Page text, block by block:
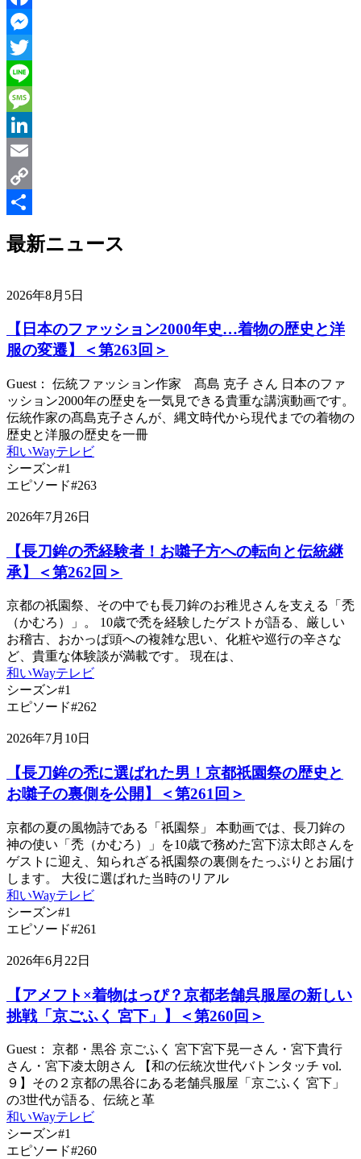
最新ニュース
2026年8月5日
【日本のファッション2000年史…着物の歴史と洋
服の変遷】＜第263回＞
Guest： 伝統ファッション作家 髙島 克子 さん 日本のファ
ッション2000年の歴史を一気見できる貴重な講演動画です。
伝統作家の髙島克子さんが、縄文時代から現代までの着物の
歴史と洋服の歴史を一冊
和いWayテレビ
シーズン#1
エピソード#263
2026年7月26日
【長刀鉾の禿経験者！お囃子方への転向と伝統継
承】＜第262回＞
京都の祇園祭、その中でも長刀鉾のお稚児さんを支える「禿
（かむろ）」。 10歳で禿を経験したゲストが語る、厳しい
お稽古、おかっぱ頭への複雑な思い、化粧や巡行の辛さな
ど、貴重な体験談が満載です。 現在は、
和いWayテレビ
シーズン#1
エピソード#262
2026年7月10日
【長刀鉾の禿に選ばれた男！京都祇園祭の歴史と
お囃子の裏側を公開】＜第261回＞
京都の夏の風物詩である「祇園祭」 本動画では、長刀鉾の
神の使い「禿（かむろ）」を10歳で務めた宮下涼太郎さんを
ゲストに迎え、知られざる祇園祭の裏側をたっぷりとお届け
します。 大役に選ばれた当時のリアル
和いWayテレビ
シーズン#1
エピソード#261
2026年6月22日
【アメフト×着物はっぴ？京都老舗呉服屋の新しい
挑戦「京ごふく 宮下」】＜第260回＞
Guest： 京都・黒谷 京ごふく 宮下宮下晃一さん・宮下貴行
さん・宮下凌太朗さん 【和の伝統次世代バトンタッチ vol.
９】その２京都の黒谷にある老舗呉服屋「京ごふく 宮下」
の3世代が語る、伝統と革
和いWayテレビ
シーズン#1
エピソード#260